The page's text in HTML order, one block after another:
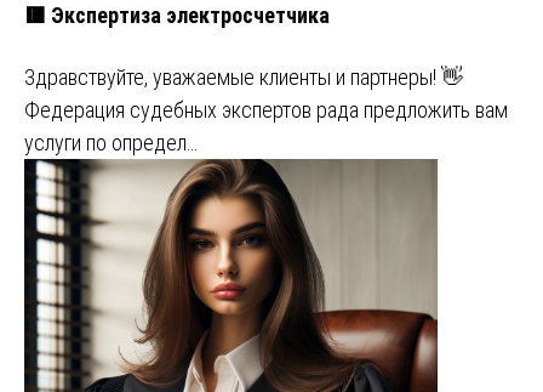
🟥 Экспертиза электросчетчика
Здравствуйте, уважаемые клиенты и партнеры! 👋
Федерация судебных экспертов рада предложить вам
услуги по определ…